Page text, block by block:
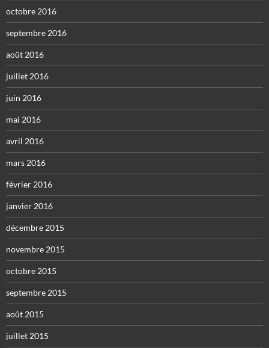
octobre 2016
septembre 2016
août 2016
juillet 2016
juin 2016
mai 2016
avril 2016
mars 2016
février 2016
janvier 2016
décembre 2015
novembre 2015
octobre 2015
septembre 2015
août 2015
juillet 2015